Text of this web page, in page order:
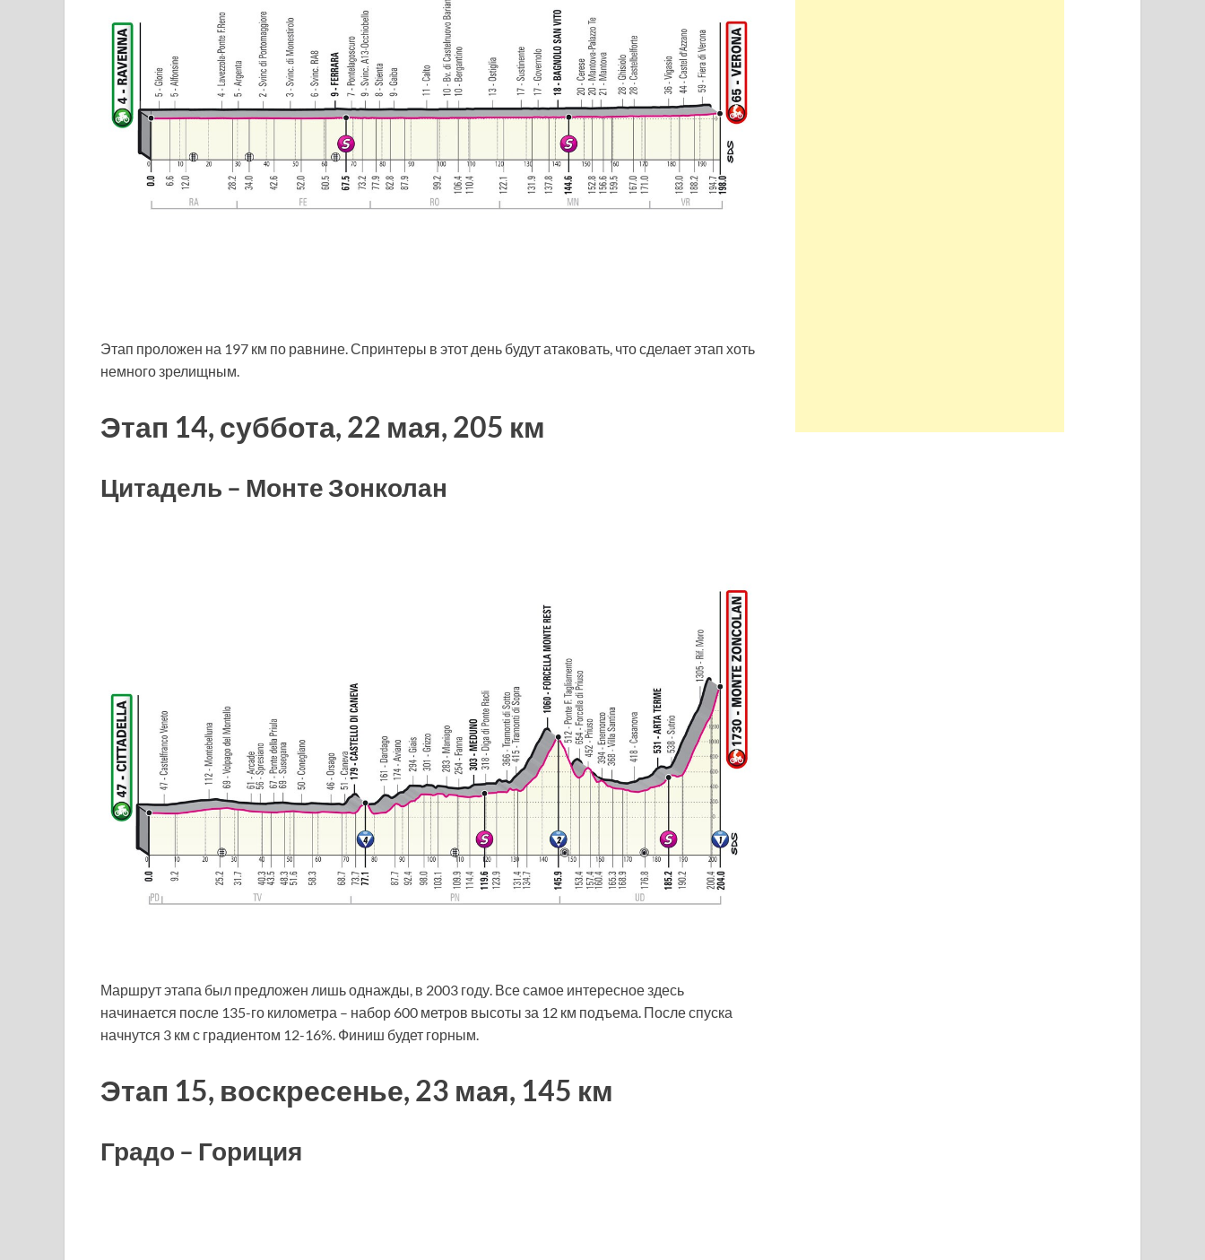
Этап проложен на 197 км по равнине. Спринтеры в этот день будут атаковать, что сделает этап хоть
немного зрелищным.
Этап 14, суббота, 22 мая, 205 км
Цитадель – Монте Зонколан
Маршрут этапа был предложен лишь однажды, в 2003 году. Все самое интересное здесь
начинается после 135-го километра – набор 600 метров высоты за 12 км подъема. После спуска
начнутся 3 км с градиентом 12-16%. Финиш будет горным.
Этап 15, воскресенье, 23 мая, 145 км
Градо – Гориция